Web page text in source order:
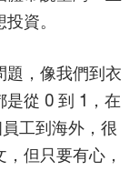
資。
題，像我們到衣
是從 0 到 1，在
工到海外，很
但只要有心，